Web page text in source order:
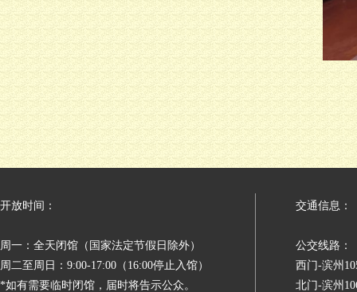
开放时间：
周一：全天闭馆（国家法定节假日除外）
周二至周日：9:00-17:00（16:00停止入馆）
*如有需要临时闭馆，届时将告示公众。
交通信息：
公交线路：
西门-滨州
北门-滨州